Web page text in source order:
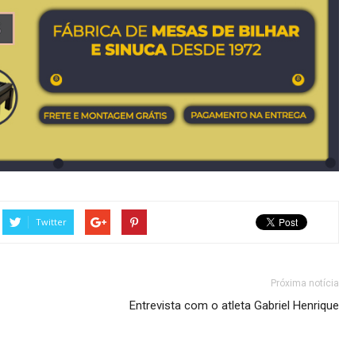
Twitter
Próxima notícia
Entrevista com o atleta Gabriel Henrique